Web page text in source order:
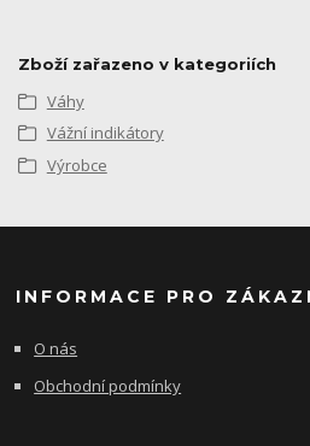
Zboží zařazeno v kategoriích
Váhy
Vážní indikátory
Výrobce
INFORMACE PRO
O nás
Obchodní podmínky